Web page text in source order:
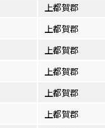
上都賀郡
上都賀郡
上都賀郡
上都賀郡
上都賀郡
上都賀郡